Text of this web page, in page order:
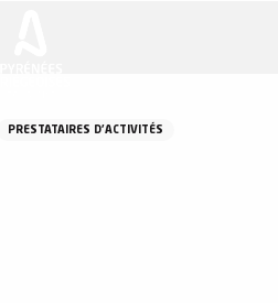
PRESTATAIRES D'ACTIVITÉS